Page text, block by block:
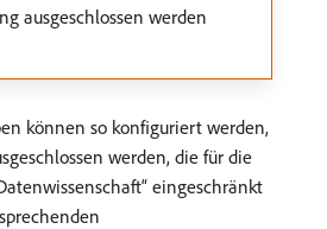
ausgeschlossen werden
können so konfiguriert werden,
werden, die für die
eingeschränkt